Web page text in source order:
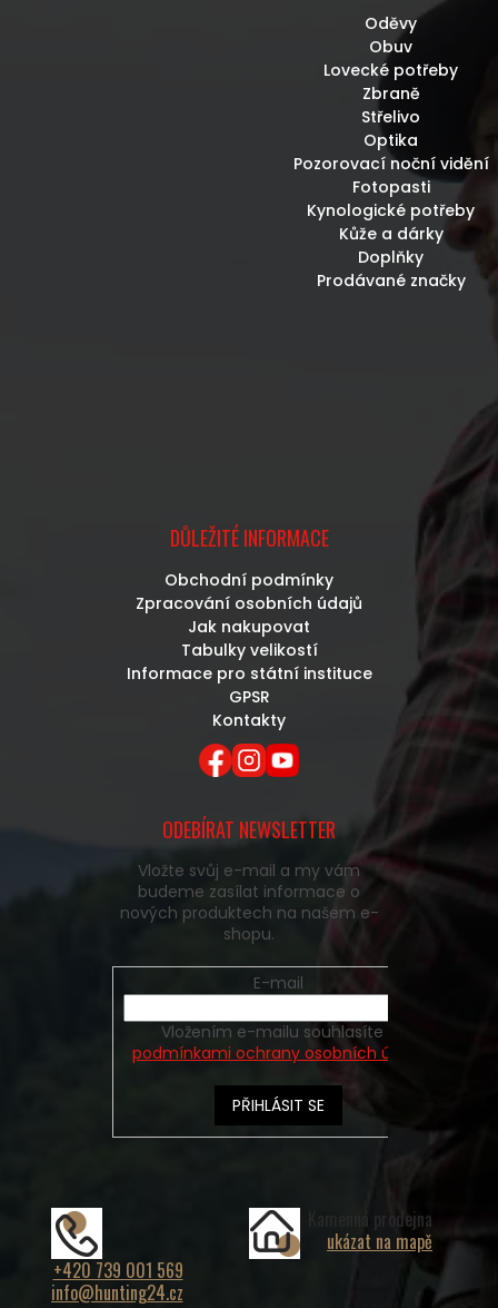
Oděvy
Obuv
Lovecké potřeby
Zbraně
Střelivo
Optika
Pozorovací noční vidění
Fotopasti
Kynologické potřeby
Kůže a dárky
Doplňky
Prodávané značky
DŮLEŽITÉ INFORMACE
Obchodní podmínky
Zpracování osobních údajů
Jak nakupovat
Tabulky velikostí
Informace pro státní instituce
GPSR
Kontakty
ODEBÍRAT NEWSLETTER
Vložte svůj e-mail a my vám
budeme zasílat informace o
nových produktech na našem e-
shopu.
E-mail
podmínkami ochrany osobních údajů
PŘIHLÁSIT SE
+420 739 001 569
info@hunting24.cz
Kamenná prodejna
ukázat na mapě